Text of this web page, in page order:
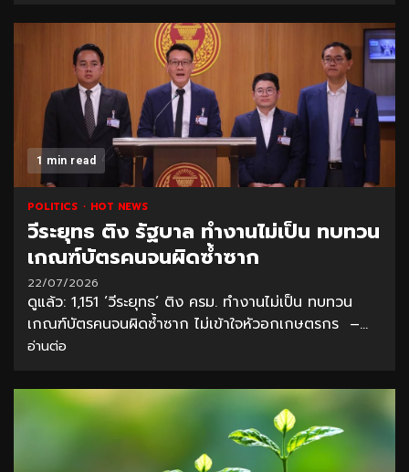
1 min read
POLITICS HOT NEWS
วีระยุทธ ติง รัฐบาล ทำงานไม่เป็น ทบทวน
เกณฑ์บัตรคนจนผิดซ้ำซาก
22/07/2026
ดูแล้ว: 1,151 ‘วีระยุทธ’ ติง ครม. ทำงานไม่เป็น ทบทวน
เกณฑ์บัตรคนจนผิดซ้ำซาก ไม่เข้าใจหัวอกเกษตรกร –...
อ่านต่อ